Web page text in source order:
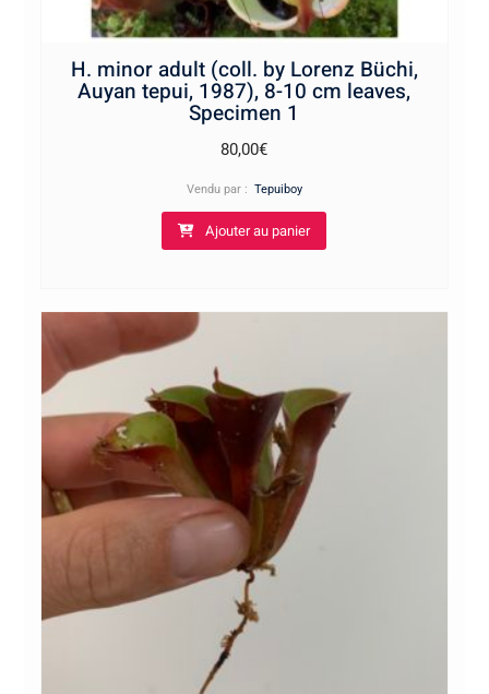
H. minor adult (coll. by Lorenz Büchi,
Auyan tepui, 1987), 8-10 cm leaves,
Specimen 1
80,00€
Vendu par : Tepuiboy
Ajouter au panier